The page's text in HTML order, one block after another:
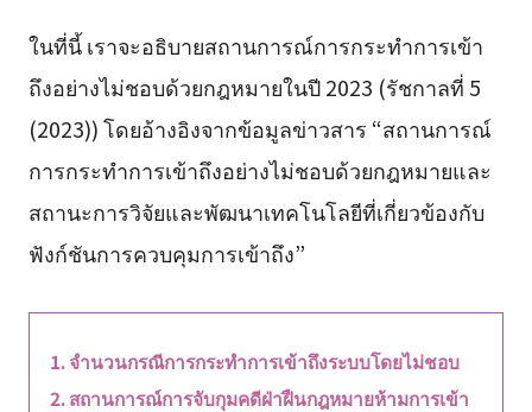
ในที่นี้ เราจะอธิบายสถานการณ์การกระทำการเข้า
ถึงอย่างไม่ชอบด้วยกฎหมายในปี 2023 (รัชกาลที่ 5
(2023)) โดยอ้างอิงจากข้อมูลข่าวสาร “สถานการณ์
การกระทำการเข้าถึงอย่างไม่ชอบด้วยกฎหมายและ
สถานะการวิจัยและพัฒนาเทคโนโลยีที่เกี่ยวข้องกับ
ฟังก์ชันการควบคุมการเข้าถึง”
จำนวนกรณีการกระทำการเข้าถึงระบบโดยไม่ชอบ
สถานการณ์การจับกุมคดีฝ่าฝืนกฎหมายห้ามการเข้า